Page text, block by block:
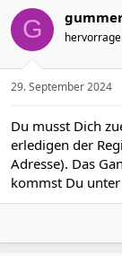
G
29. September 2024
Du musst Dich
erledigen der
Adresse). Das
kommst Du